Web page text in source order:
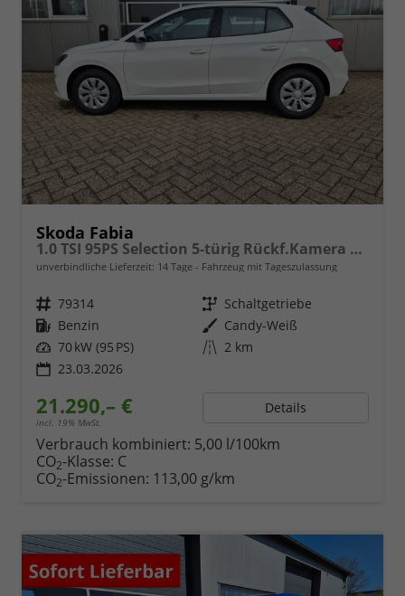
Skoda Fabia
1.0 TSI 95PS Selection 5-türig Rückf.Kamera Parksensoren Sitzheizung Multifunktionslenkrad Klima Skoda-Radio Bluetooth Touchscreen Tempomat Nebelsch. Apple CarPlay + Android Auto
unverbindliche Lieferzeit: 14 Tage Fahrzeug mit Tageszulassung
Fahrzeugnr. 79314 Getriebe Schaltgetriebe
Kraftstoff Benzin Außenfarbe Candy-Weiß
Leistung 70 kW (95 PS) Kilometerstand 2 km
23.03.2026
21.290,– €
incl. 19% MwSt.
Details
Verbrauch kombiniert: 5,00 l/100km
CO2-Klasse: C
CO2-Emissionen: 113,00 g/km